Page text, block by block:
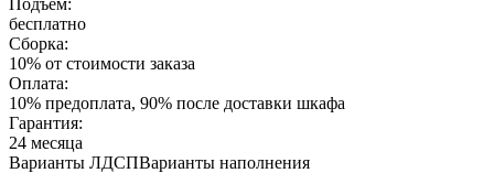
бесплатно
Сборка:
10% от стоимости заказа
Оплата:
10% предоплата, 90% после доставки шкафа
Гарантия:
24 месяца
Варианты ЛДСПВарианты наполнения